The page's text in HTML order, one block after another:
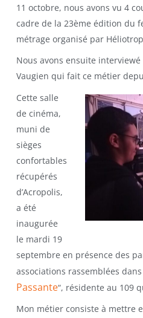
11 octobre, nous avons vu 4
cadre de la 23ème édition du
métrage organisé par
Nous avons ensuite
Vaugien qui fait ce métier
Cette salle
de cinéma,
muni de
sièges
confortables
récupérés
d’Acropolis,
a été
inaugurée
le mardi 19
septembre en présence des
associations rassemblées
Passante“, résidente au 109
Mon métier consiste à mettre